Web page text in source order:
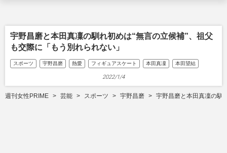
宇野昌磨と本田真凜の馴れ初めは“無言の立候補”、祖父
も交際に「もう別れられない」
スポーツ 宇野昌磨 熱愛 フィギュアスケート 本田真凜 本田望結
2022/1/4
週刊女性PRIME 芸能 スポーツ 宇野昌磨 宇野昌磨と本田真凜の馴